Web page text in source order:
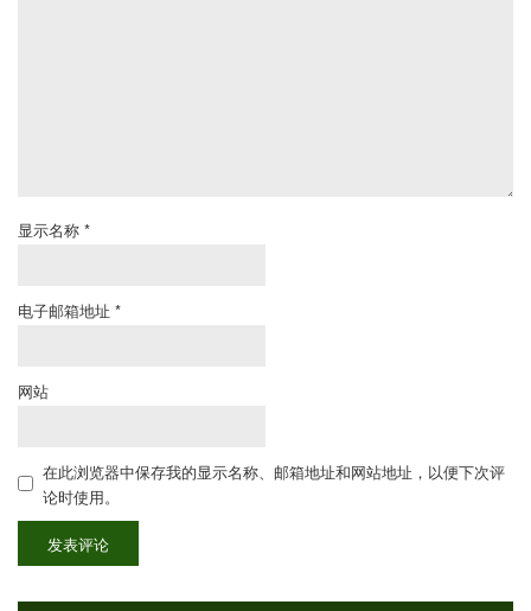
显示名称 *
电子邮箱地址 *
网站
在此浏览器中保存我的显示名称、邮箱地址和网站地址，以便下次评
论时使用。